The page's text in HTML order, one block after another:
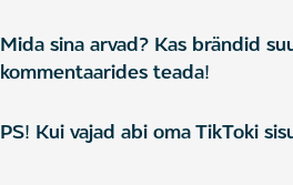
Mida sina arvad? Kas brändid
kommentaarides teada!
PS! Kui vajad abi oma TikToki